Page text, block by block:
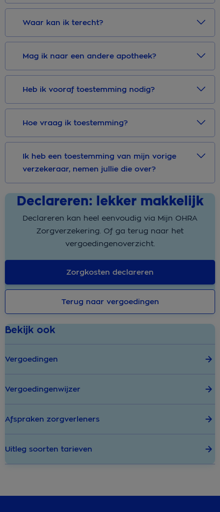
Waar kan ik terecht?
Mag ik naar een andere apotheek?
Heb ik vooraf toestemming nodig?
Hoe vraag ik toestemming?
Ik heb een toestemming van mijn vorige
verzekeraar, nemen jullie die over?
Declareren: lekker makkelijk
Declareren kan heel eenvoudig via Mijn OHRA
Zorgverzekering. Of ga terug naar het
vergoedingenoverzicht.
Zorgkosten declareren
Terug naar vergoedingen
Bekijk ook
Vergoedingen
Vergoedingenwijzer
Afspraken zorgverleners
Uitleg soorten tarieven